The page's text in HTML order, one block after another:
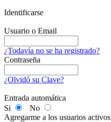
Identificarse
Usuario o Email
¿Todavía no se ha registrado?
Contraseña
¿Olvidó su Clave?
Entrada automática
Si
No
Agregarme a los usuarios activos